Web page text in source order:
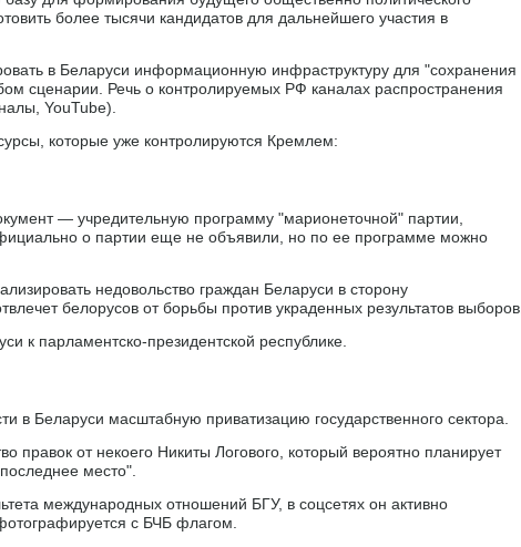
более тысячи кандидатов для дальнейшего участия в
в Беларуси информационную инфраструктуру для "сохранения
сценарии. Речь о контролируемых РФ каналах распространения
YouTube).
которые уже контролируются Кремлем:
— учредительную программу "марионеточной" партии,
о партии еще не объявили, но по ее программе можно
недовольство граждан Беларуси в сторону
белорусов от борьбы против украденных результатов выборов.
к парламентско-президентской республике.
в Беларуси масштабную приватизацию государственного сектора.
правок от некоего Никиты Логового, который вероятно планирует
место".
международных отношений БГУ, в соцсетях он активно
с БЧБ флагом.